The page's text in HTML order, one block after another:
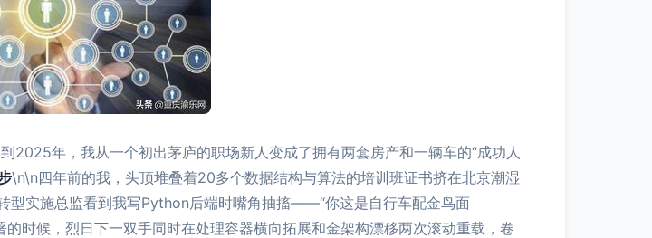
2025年，我从一个初出茅庐的职场新人变成了拥有两套房产和一辆车的“成功人
\n\n四年前的我，头顶堆叠着20多个数据结构与算法的培训班证书挤在北京潮湿
型实施总监看到我写Python后端时嘴角抽搐——“你这是自行车配金鸟面
时候，烈日下一双手同时在处理容器横向拓展和金架构漂移两次滚动重载，卷